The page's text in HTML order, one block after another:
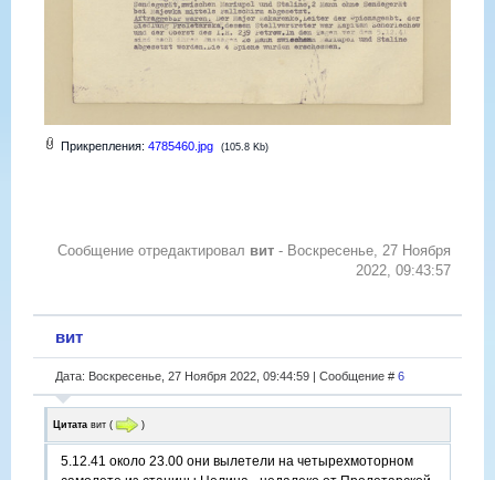
Прикрепления: 4785460.jpg (105.8 Kb)
Сообщение отредактировал вит - Воскресенье, 27 Ноября
2022, 09:43:57
вит
Дата: Воскресенье, 27 Ноября 2022, 09:44:59 | Сообщение # 6
Цитата вит ( )
5.12.41 около 23.00 они вылетели на четырехмоторном